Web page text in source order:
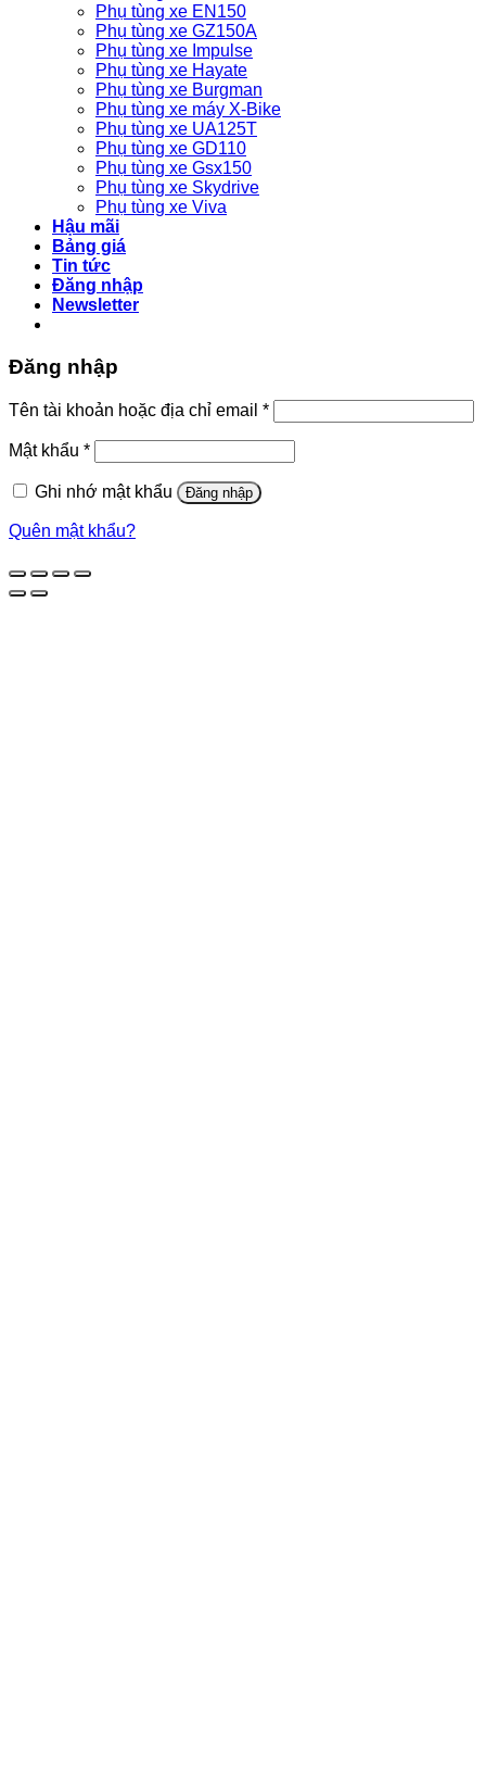
Phụ tùng xe EN150
Phụ tùng xe GZ150A
Phụ tùng xe Impulse
Phụ tùng xe Hayate
Phụ tùng xe Burgman
Phụ tùng xe máy X-Bike
Phụ tùng xe UA125T
Phụ tùng xe GD110
Phụ tùng xe Gsx150
Phụ tùng xe Skydrive
Phụ tùng xe Viva
Hậu mãi
Bảng giá
Tin tức
Đăng nhập
Newsletter
Đăng nhập
Tên tài khoản hoặc địa chỉ email *Bắt
buộc
Mật khẩu *Bắt
buộc
Ghi nhớ mật khẩu
Đăng nhập
Quên mật khẩu?